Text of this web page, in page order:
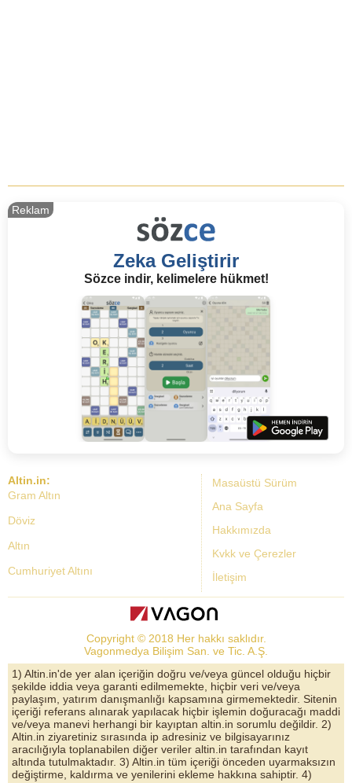
Zeka Geliştirir
Sözce indir, kelimelere hükmet!
Reklam
Masaüstü Sürüm
Ana Sayfa
Hakkımızda
Kvkk ve Çerezler
İletişim
Altin.in:
Gram Altın
Döviz
Altın
Cumhuriyet Altını
Dolar Kuru
Altın Yorumları
Döviz Kurları
Çeyrek Altın
Bitcoin
Euro/Dolar Parite
Copyright © 2018 Her hakkı saklıdır.
Vagonmedya Bilişim San. ve Tic. A.Ş.
1) Altin.in'de yer alan içeriğin doğru ve/veya güncel olduğu hiçbir
şekilde iddia veya garanti edilmemekte, hiçbir veri ve/veya
paylaşım, yatırım danışmanlığı kapsamına girmemektedir. Sitenin
içeriği referans alınarak yapılacak hiçbir işlemin doğuracağı maddi
ve/veya manevi herhangi bir kayıptan altin.in sorumlu değildir. 2)
Altin.in ziyaretiniz sırasında ip adresiniz ve bilgisayarınız
aracılığıyla toplanabilen diğer veriler altin.in tarafından kayıt
altında tutulmaktadır. 3) Altin.in tüm içeriği önceden uyarmaksızın
değiştirme, kaldırma ve yenilerini ekleme hakkına sahiptir. 4)